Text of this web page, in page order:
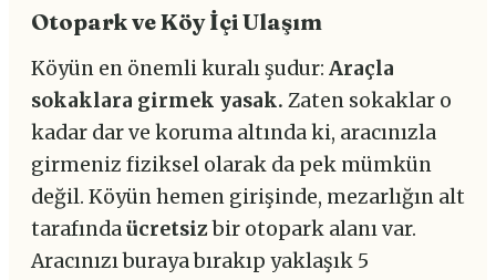
Otopark ve Köy İçi Ulaşım
Köyün en önemli kuralı şudur: Araçla
sokaklara girmek yasak. Zaten sokaklar o
kadar dar ve koruma altında ki, aracınızla
girmeniz fiziksel olarak da pek mümkün
değil. Köyün hemen girişinde, mezarlığın alt
tarafındaücretsizbir otopark alanı var.
Aracınızı buraya bırakıp yaklaşık 5